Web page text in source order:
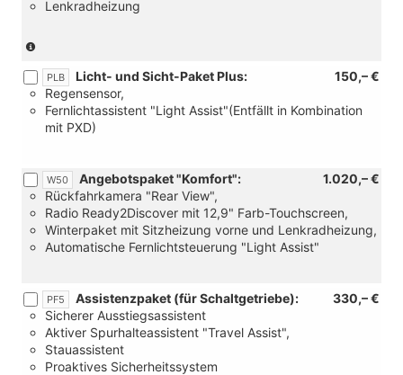
Lenkradheizung
eTSI)
PLB 150,– €
Licht- und Sicht-Paket Plus:
Regensensor,
Fernlichtassistent "Light Assist"(Entfällt in Kombination
mit PXD)
W50 1.020,– €
Angebotspaket "Komfort":
Rückfahrkamera "Rear View",
Radio Ready2Discover mit 12,9" Farb-Touchscreen,
Winterpaket mit Sitzheizung vorne und Lenkradheizung,
Automatische Fernlichtsteuerung "Light Assist"
PF5 330,– €
Assistenzpaket (für Schaltgetriebe):
Sicherer Ausstiegsassistent
Aktiver Spurhalteassistent "Travel Assist",
Stauassistent
Proaktives Sicherheitssystem